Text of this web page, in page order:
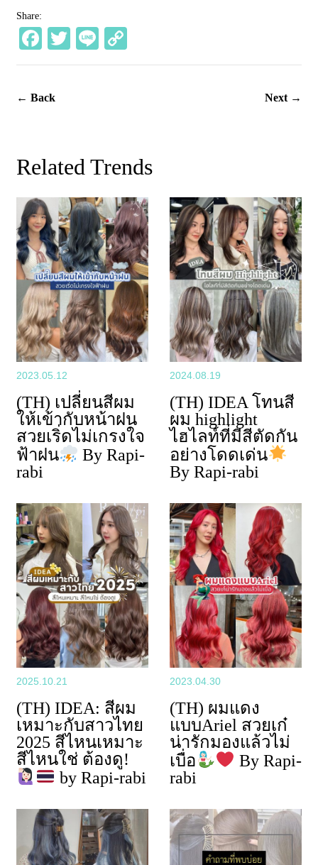
Share:
Fa
ce
ok
T
wi
Li
ne op
← Back Next →
Related Trends
2023.05.12
(TH) เปลี่ยนสีผม
ให้เข้ากับหน้าฝน
สวยเริ่ดไม่เกรงใจ
ฟ้าฝน
By Rapi-
rabi
2024.08.19
(TH) IDEA โทนสี
ผม highlight
ไฮไลท์ที่มีสีตัดกัน
อย่างโดดเด่น
By Rapi-rabi
2025.10.21
(TH) IDEA: สีผม
เหมาะกับสาวไทย
2025 สีไหนเหมาะ
สีไหนใช่ ต้องดู!
by Rapi-rabi
2023.04.30
(TH) ผมแดง
แบบAriel สวยเก๋
น่ารักมองแล้วไม่
เบื่อ
By Rapi-
rabi